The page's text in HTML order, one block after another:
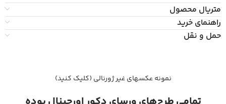
متریال محصول
راهنمای خرید
حمل و نقل
نمونه عکسهای غیر ژورنالی (کلیک کنید)